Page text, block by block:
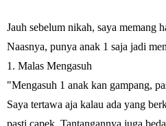
Jauh sebelum nikah, saya memang
Naasnya, punya anak 1 saja jadi
1. Malas Mengasuh
"Mengasuh 1 anak kan gampang,
Saya tertawa aja kalau ada yang
pasti capek. Tantangannya juga